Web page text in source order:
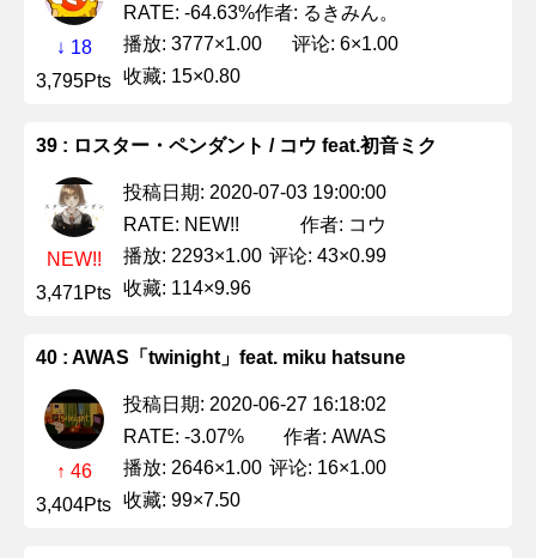
↓ 18
3,795Pts
RATE: -64.63%作者: るきみん。
播放: 3777×1.00
评论: 6×1.00
收藏: 15×0.80
39 : ロスター・ペンダント / コウ feat.初音ミク
NEW!!
3,471Pts
投稿日期: 2020-07-03 19:00:00
RATE: NEW!!
作者: コウ
播放: 2293×1.00 评论: 43×0.99
收藏: 114×9.96
40 : AWAS「twinight」feat. miku hatsune
↑ 46
3,404Pts
投稿日期: 2020-06-27 16:18:02
RATE: -3.07%
作者: AWAS
播放: 2646×1.00 评论: 16×1.00
收藏: 99×7.50